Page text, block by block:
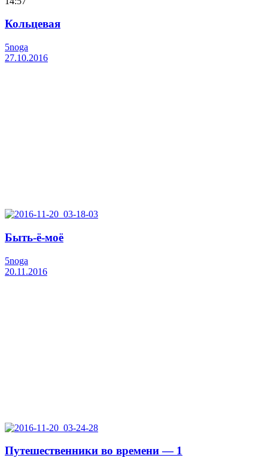
Кольцевая
5noga
27.10.2016
Быть-ё-моё
5noga
20.11.2016
Путешественники во времени — 1